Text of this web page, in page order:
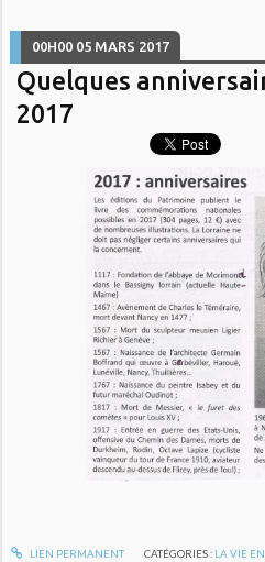
00H00 05 MARS 2017
Quelques
2017
LIEN PERMANENT CATÉGORIES : LA VIE